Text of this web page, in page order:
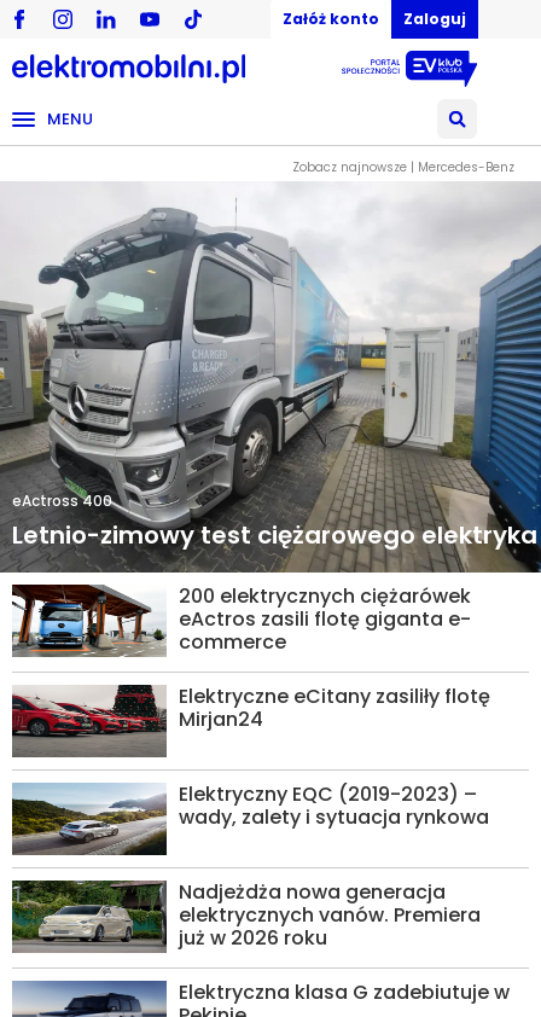
Załóż konto Zaloguj
MENU
Zobacz najnowsze | Mercedes-Benz
eActross 400
Letnio-zimowy test ciężarowego elektryka
200 elektrycznych ciężarówek
eActros zasili flotę giganta e-
commerce
Elektryczne eCitany zasiliły flotę
Mirjan24
Elektryczny EQC (2019-2023) –
wady, zalety i sytuacja rynkowa
Nadjeżdża nowa generacja
elektrycznych vanów. Premiera
już w 2026 roku
Elektryczna klasa G zadebiutuje w